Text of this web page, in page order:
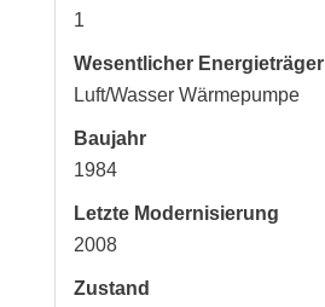
1
Wesentlicher Energieträger
Luft/Wasser Wärmepumpe
Baujahr
1984
Letzte Modernisierung
2008
Zustand